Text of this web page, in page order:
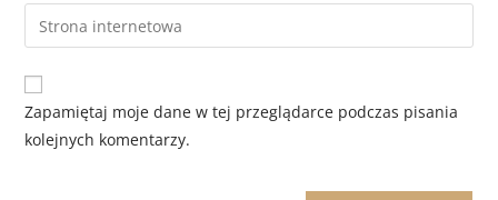
Zapamiętaj moje dane w tej przeglądarce podczas pisania
kolejnych komentarzy.